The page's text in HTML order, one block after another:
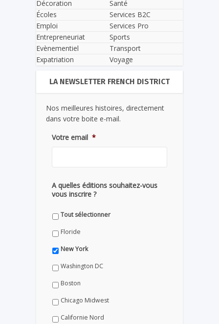
Décoration
Écoles
Emploi
Entrepreneuriat
Evènementiel
Expatriation
Santé
Services B2C
Services Pro
Sports
Transport
Voyage
LA NEWSLETTER FRENCH DISTRICT
Nos meilleures histoires, directement
dans votre boite e-mail.
Votre email *
A quelles éditions souhaitez-vous
vous inscrire ?
Tout sélectionner
Floride
New York
Washington DC
Boston
Chicago Midwest
Californie Nord